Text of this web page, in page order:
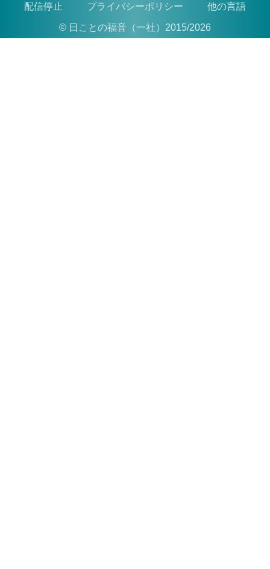
配信停止 プライバシーポリシー 他の言語
© 日ことの福音（一社）2015/2026